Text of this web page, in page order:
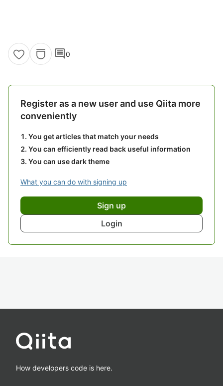
comment0
Register as a new user and use Qiita more
conveniently
You get articles that match your needs
You can efficiently read back useful information
You can use dark theme
What you can do with signing up
Sign up
Login
How developers code is here.